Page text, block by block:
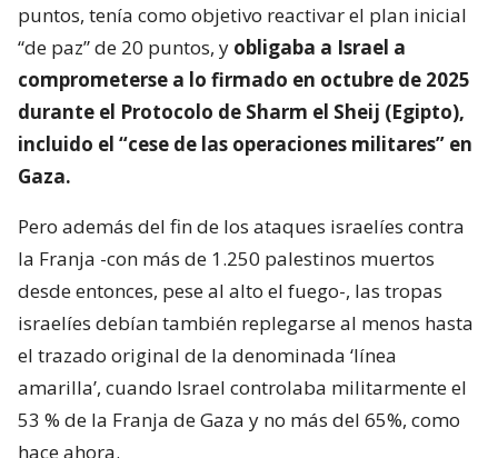
puntos, tenía como objetivo reactivar el plan inicial
“de paz” de 20 puntos, y obligaba a Israel a
comprometerse a lo firmado en octubre de 2025
durante el Protocolo de Sharm el Sheij (Egipto),
incluido el “cese de las operaciones militares” en
Gaza.
Pero además del fin de los ataques israelíes contra
la Franja -con más de 1.250 palestinos muertos
desde entonces, pese al alto el fuego-, las tropas
israelíes debían también replegarse al menos hasta
el trazado original de la denominada ‘línea
amarilla’, cuando Israel controlaba militarmente el
53 % de la Franja de Gaza y no más del 65%, como
hace ahora.